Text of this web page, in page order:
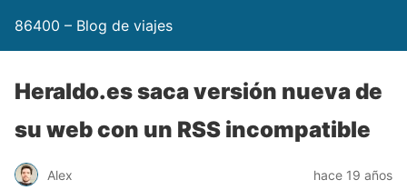
86400 – Blog de viajes
Heraldo.es saca versión nueva de
su web con un RSS incompatible
Alex hace 19 años